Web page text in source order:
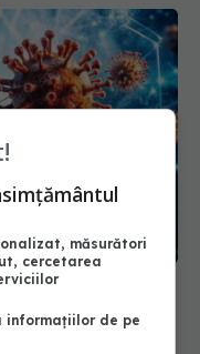
Florescu:
măsurători
cercetarea
informațiilor de pe